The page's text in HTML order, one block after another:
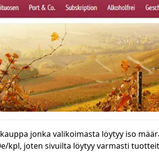
jonka valikoimasta löytyy iso
kpl, joten sivuilta löytyy varmasti